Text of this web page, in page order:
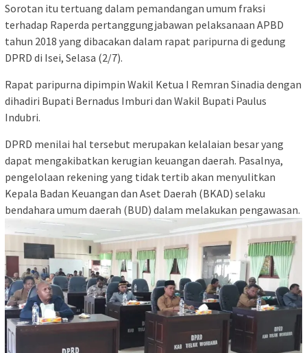
Sorotan itu tertuang dalam pemandangan umum fraksi
terhadap Raperda pertanggungjabawan pelaksanaan APBD
tahun 2018 yang dibacakan dalam rapat paripurna di gedung
DPRD di Isei, Selasa (2/7).
Rapat paripurna dipimpin Wakil Ketua I Remran Sinadia dengan
dihadiri Bupati Bernadus Imburi dan Wakil Bupati Paulus
Indubri.
DPRD menilai hal tersebut merupakan kelalaian besar yang
dapat mengakibatkan kerugian keuangan daerah. Pasalnya,
pengelolaan rekening yang tidak tertib akan menyulitkan
Kepala Badan Keuangan dan Aset Daerah (BKAD) selaku
bendahara umum daerah (BUD) dalam melakukan pengawasan.